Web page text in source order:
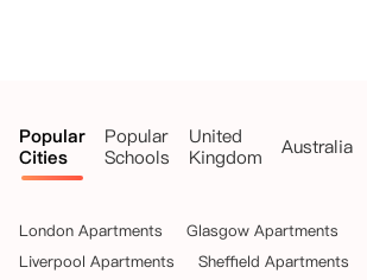
Popular
Cities
Popular
Schools
United
Kingdom
Australia
London Apartments
Glasgow Apartments
Liverpool Apartments
Sheffield Apartments